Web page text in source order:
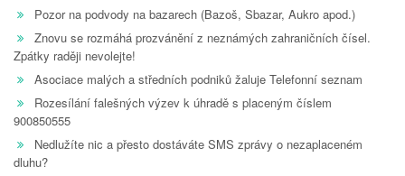
Pozor na podvody na bazarech (Bazoš, Sbazar, Aukro apod.)
Znovu se rozmáhá prozvánění z neznámých zahraničních čísel.
Zpátky raději nevolejte!
Asociace malých a středních podniků žaluje Telefonní seznam
Rozesílání falešných výzev k úhradě s placeným číslem
900850555
Nedlužíte nic a přesto dostáváte SMS zprávy o nezaplaceném
dluhu?